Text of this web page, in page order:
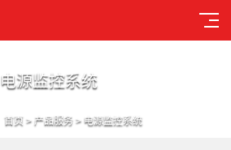
电源监控系统
首页 > 产品服务 > 电源监控系统